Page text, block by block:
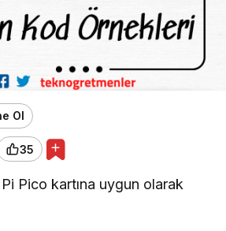
Ol
35
Pico kartına uygun olarak